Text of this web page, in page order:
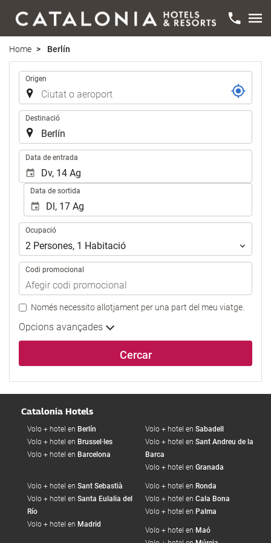
Home Berlín
Trajecte
Origen
Destinació
Data de entrada
Data de sortida
Ocupació
Ocupació
2 Persones, 1 Habitació
Codi promocional
Només necessito allotjament per una part del meu viatge.
Opcions avançades
Cercar
Catalonia Hotels
Volo + hotel en Berlín
Volo + hotel en Brussel·les
Volo + hotel en Barcelona
Volo + hotel en Sabadell
Volo + hotel en Sant Andreu de la
Barca
Volo + hotel en Granada
Volo + hotel en Sant Sebastià
Volo + hotel en Santa Eulalia del
Río
Volo + hotel en Madrid
Volo + hotel en Ronda
Volo + hotel en Cala Bona
Volo + hotel en Palma
Volo + hotel en Maó